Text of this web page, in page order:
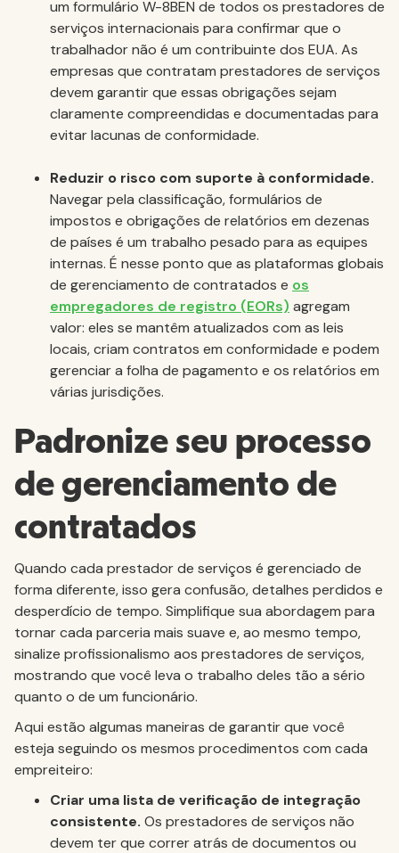
um formulário W-8BEN de todos os prestadores de
serviços internacionais para confirmar que o
trabalhador não é um contribuinte dos EUA. As
empresas que contratam prestadores de serviços
devem garantir que essas obrigações sejam
claramente compreendidas e documentadas para
evitar lacunas de conformidade.
Reduzir o risco com suporte à conformidade.
Navegar pela classificação, formulários de
impostos e obrigações de relatórios em dezenas
de países é um trabalho pesado para as equipes
internas. É nesse ponto que as plataformas globais
de gerenciamento de contratados e os
empregadores de registro (EORs) agregam
valor: eles se mantêm atualizados com as leis
locais, criam contratos em conformidade e podem
gerenciar a folha de pagamento e os relatórios em
várias jurisdições.
Padronize seu processo
de gerenciamento de
contratados
Quando cada prestador de serviços é gerenciado de
forma diferente, isso gera confusão, detalhes perdidos e
desperdício de tempo. Simplifique sua abordagem para
tornar cada parceria mais suave e, ao mesmo tempo,
sinalize profissionalismo aos prestadores de serviços,
mostrando que você leva o trabalho deles tão a sério
quanto o de um funcionário.
Aqui estão algumas maneiras de garantir que você
esteja seguindo os mesmos procedimentos com cada
empreiteiro:
Criar uma lista de verificação de integração
consistente. Os prestadores de serviços não
devem ter que correr atrás de documentos ou